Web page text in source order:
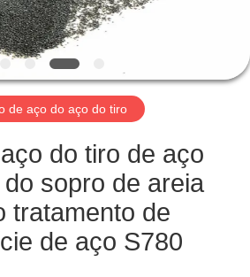
de aço do aço do tiro
do tiro de aço
sopro de areia
tratamento de
de aço S780